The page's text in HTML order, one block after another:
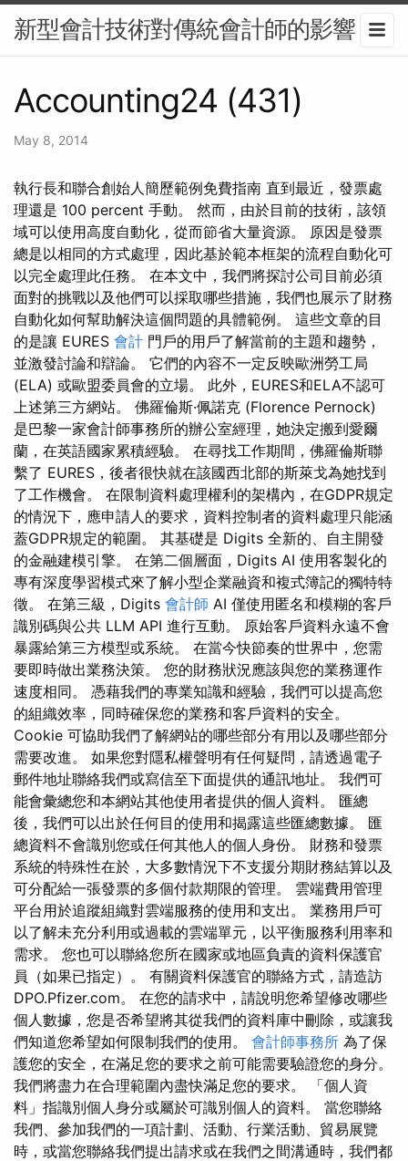
新型會計技術對傳統會計師的影響
Accounting24 (431)
May 8, 2014
執行長和聯合創始人簡歷範例免費指南 直到最近，發票處
理還是 100 percent 手動。 然而，由於目前的技術，該領
域可以使用高度自動化，從而節省大量資源。 原因是發票
總是以相同的方式處理，因此基於範本框架的流程自動化可
以完全處理此任務。 在本文中，我們將探討公司目前必須
面對的挑戰以及他們可以採取哪些措施，我們也展示了財務
自動化如何幫助解決這個問題的具體範例。 這些文章的目
的是讓 EURES 會計 門戶的用戶了解當前的主題和趨勢，
並激發討論和辯論。 它們的內容不一定反映歐洲勞工局
(ELA) 或歐盟委員會的立場。 此外，EURES和ELA不認可
上述第三方網站。 佛羅倫斯·佩諾克 (Florence Pernock)
是巴黎一家會計師事務所的辦公室經理，她決定搬到愛爾
蘭，在英語國家累積經驗。 在尋找工作期間，佛羅倫斯聯
繫了 EURES，後者很快就在該國西北部的斯萊戈為她找到
了工作機會。 在限制資料處理權利的架構內，在GDPR規定
的情況下，應申請人的要求，資料控制者的資料處理只能涵
蓋GDPR規定的範圍。 其基礎是 Digits 全新的、自主開發
的金融建模引擎。 在第二個層面，Digits AI 使用客製化的
專有深度學習模式來了解小型企業融資和複式簿記的獨特特
徵。 在第三級，Digits 會計師 AI 僅使用匿名和模糊的客戶
識別碼與公共 LLM API 進行互動。 原始客戶資料永遠不會
暴露給第三方模型或系統。 在當今快節奏的世界中，您需
要即時做出業務決策。 您的財務狀況應該與您的業務運作
速度相同。 憑藉我們的專業知識和經驗，我們可以提高您
的組織效率，同時確保您的業務和客戶資料的安全。
Cookie 可協助我們了解網站的哪些部分有用以及哪些部分
需要改進。 如果您對隱私權聲明有任何疑問，請透過電子
郵件地址聯絡我們或寫信至下面提供的通訊地址。 我們可
能會彙總您和本網站其他使用者提供的個人資料。 匯總
後，我們可以出於任何目的使用和揭露這些匯總數據。 匯
總資料不會識別您或任何其他人的個人身份。 財務和發票
系統的特殊性在於，大多數情況下不支援分期財務結算以及
可分配給一張發票的多個付款期限的管理。 雲端費用管理
平台用於追蹤組織對雲端服務的使用和支出。 業務用戶可
以了解未充分利用或過載的雲端單元，以平衡服務利用率和
需求。 您也可以聯絡您所在國家或地區負責的資料保護官
員（如果已指定）。 有關資料保護官的聯絡方式，請造訪
DPO.Pfizer.com。 在您的請求中，請說明您希望修改哪些
個人數據，您是否希望將其從我們的資料庫中刪除，或讓我
們知道您希望如何限制我們的使用。 會計師事務所 為了保
護您的安全，在滿足您的要求之前可能需要驗證您的身分。
我們將盡力在合理範圍內盡快滿足您的要求。 「個人資
料」指識別個人身分或屬於可識別個人的資料。 當您聯絡
我們、參加我們的一項計劃、活動、行業活動、貿易展覽
時，或當您聯絡我們提出請求或在我們之間溝通時，我們都